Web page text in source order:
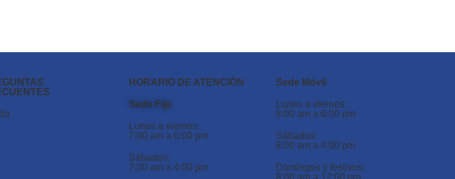
HORARIO DE ATENCIÓN
Sede Fija
Lunes a viernes:
7:00 am a 6:00 pm
Sábados:
7:00 am a 4:00 pm
Sede Móvil
Lunes a viernes:
8:00 am a 6:00 pm
Sábados:
8:00 am a 4:00 pm
Domingos y festivos:
8:00 am a 12:00 pm